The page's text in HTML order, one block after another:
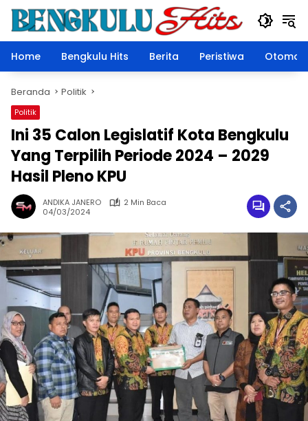
Langsung
konten
Home
Bengkulu Hits Berita Peristiwa
Beranda Politik
Politik
Ini 35 Calon Legislatif Kota Bengkulu
Yang Terpilih Periode 2024 – 2029
Hasil Pleno KPU
ANDIKA JANERO
2 Min Baca
04/03/2024